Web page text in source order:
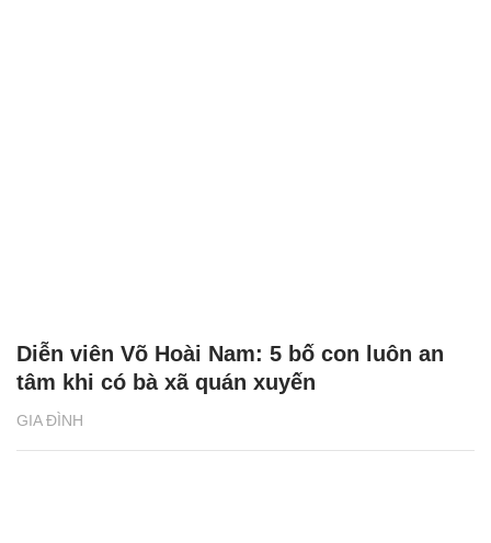
GIA ĐÌNH
Diễn viên Võ Hoài Nam: 5 bố con luôn an
tâm khi có bà xã quán xuyến